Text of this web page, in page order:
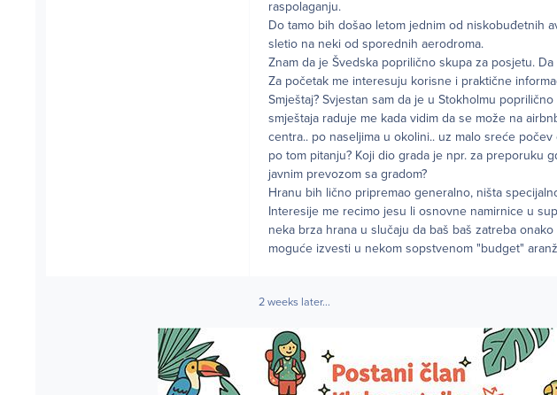
raspolaganju.
Do tamo bih došao letom jednim od niskobuđetnih
sletio na neki od sporednih aerodroma.
Znam da je Švedska poprilično skupa za posjetu.
Za početak me interesuju korisne i praktične
Smještaj? Svjestan sam da je u Stokholmu
smještaja raduje me kada vidim da se može na
centra.. po naseljima u okolini.. uz malo sreće
po tom pitanju? Koji dio grada je npr. za preporuku
javnim prevozom sa gradom?
Hranu bih lično pripremao generalno, ništa
Interesije me recimo jesu li osnovne namirnice u
neka brza hrana u slučaju da baš baš zatreba
moguće izvesti u nekom sopstvenom "budget"
2 weeks later...